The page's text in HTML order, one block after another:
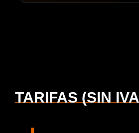
TARIFAS (SIN